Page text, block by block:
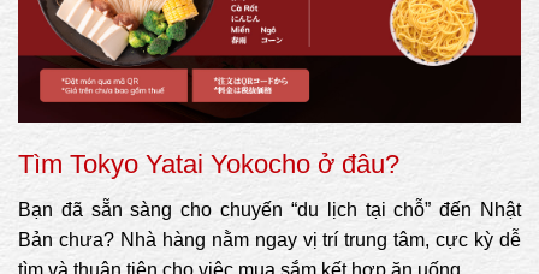
Tìm Tokyo Yatai Yokocho ở đâu?
Bạn đã sẵn sàng cho chuyến “du lịch tại chỗ” đến Nhật
Bản chưa? Nhà hàng nằm ngay vị trí trung tâm, cực kỳ dễ
tìm và thuận tiện cho việc mua sắm kết hợp ăn uống.